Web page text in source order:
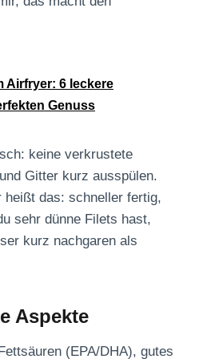
Airfryer: 6 leckere
Genuss
keine verkrustete
Gitter kurz ausspülen.
heißt das: schneller fertig,
sehr dünne Filets hast,
kurz nachgaren als
Aspekte
(EPA/DHA), gutes